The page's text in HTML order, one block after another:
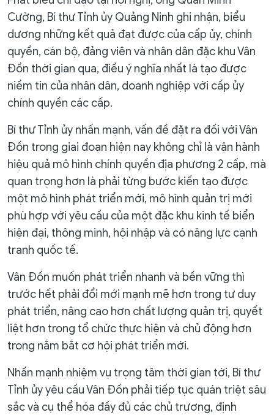
Cường, Bí thư Tỉnh ủy Quảng Ninh ghi nhận, biểu
dương những kết quả đạt được của cấp ủy, chính
quyền, cán bộ, đảng viên và nhân dân đặc khu Vân
Đồn thời gian qua, điều ý nghĩa nhất là tạo được
niềm tin của nhân dân, doanh nghiệp với cấp ủy
chính quyền các cấp.
Bí thư Tỉnh ủy nhấn mạnh, vấn đề đặt ra đối với Vân
Đồn trong giai đoạn hiện nay không chỉ là vận hành
hiệu quả mô hình chính quyền địa phương 2 cấp, mà
quan trọng hơn là phải từng bước kiến tạo được
một mô hình phát triển mới, mô hình quản trị mới
phù hợp với yêu cầu của một đặc khu kinh tế biển
hiện đại, thông minh, hội nhập và có năng lực cạnh
tranh quốc tế.
Vân Đồn muốn phát triển nhanh và bền vững thì
trước hết phải đổi mới mạnh mẽ hơn trong tư duy
phát triển, nâng cao hơn chất lượng quản trị, quyết
liệt hơn trong tổ chức thực hiện và chủ động hơn
trong nắm bắt cơ hội phát triển mới.
Nhấn mạnh nhiệm vụ trọng tâm thời gian tới, Bí thư
Tỉnh ủy yêu cầu Vân Đồn phải tiếp tục quán triệt sâu
sắc và cụ thể hóa đầy đủ các chủ trương, định